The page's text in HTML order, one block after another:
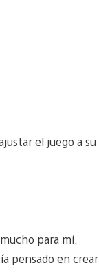
el juego a su
para mí.
pensado en crear